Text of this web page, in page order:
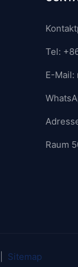
Tel:
E-Mail:
Raum
Sitemap